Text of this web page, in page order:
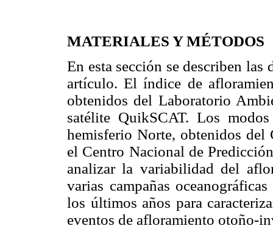
MATERIALES Y MÉTODOS
En esta sección se describen las
artículo. El índice de
obtenidos del Laboratorio
satélite QuikSCAT. Los
hemisferio Norte, obtenidos
el Centro Nacional de
analizar la variabilidad del
varias campañas
los últimos años para
eventos de afloramiento otoño-